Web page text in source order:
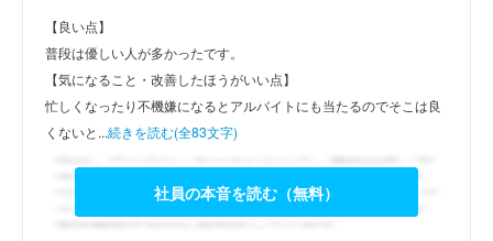
【良い点】
普段は優しい人が多かったです。
【気になること・改善したほうがいい点】
忙しくなったり不機嫌になるとアルバイトにも当たるのでそこは良
くないと...続きを読む(全83文字)
社員の本音を読む（無料）